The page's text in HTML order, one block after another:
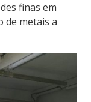
finas em
de metais a